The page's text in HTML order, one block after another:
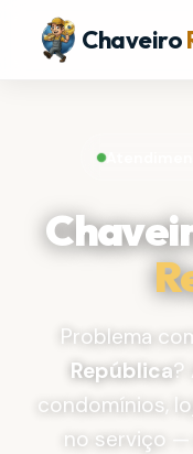
Chaveiro
Problema
República?
condomínios,
no serviço